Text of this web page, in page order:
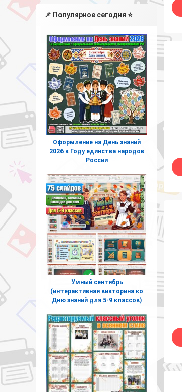
📌 Популярное сегодня ⭐
Оформление на День знаний
2026 к Году единства народов
России
Умный сентябрь
(интерактивная викторина ко
Дню знаний для 5-9 классов)